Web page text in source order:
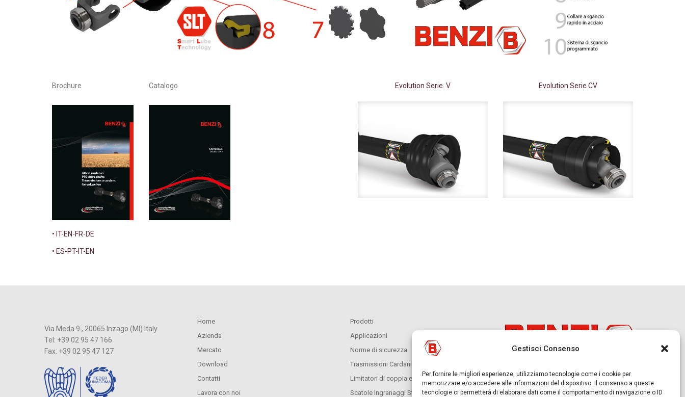
Gestisci Consenso
Per fornire le migliori esperienze, utilizziamo tecnologie come i cookie per
memorizzare e/o accedere alle informazioni del dispositivo. Il consenso a queste
tecnologie ci permetterà di elaborare dati come il comportamento di navigazione o ID
Brochure
• IT-EN-FR-DE
• ES-PT-IT-EN
Catalogo Evolution Serie V Evolution Serie CV
Via Meda 9 , 20065 Inzago (MI) Italy
Tel: +39 02 95 47 166
Fax: +39 02 95 47 127
Home
Azienda
Mercato
Download
Contatti
Lavora con noi
Prodotti
Applicazioni
Norme di sicurezza
Trasmissioni Cardaniche
Limitatori di coppia e ruote libere
Scatole Ingranaggi Standard